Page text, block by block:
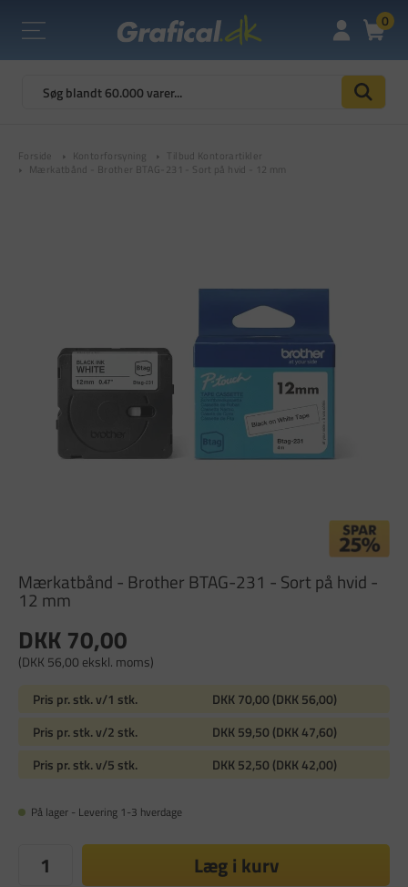
0
Forside Kontorforsyning
Tilbud Kontorartikler
Mærkatbånd - Brother BTAG-231 - Sort på hvid - 12 mm
Mærkatbånd - Brother BTAG-231 - Sort på hvid -
12 mm
DKK 70,00
(DKK 56,00 ekskl. moms)
Pris pr. stk. v/1 stk.
DKK 70,00 (DKK 56,00)
Pris pr. stk. v/2 stk.
DKK 59,50 (DKK 47,60)
Pris pr. stk. v/5 stk.
DKK 52,50 (DKK 42,00)
På lager - Levering 1-3 hverdage
Læg i kurv